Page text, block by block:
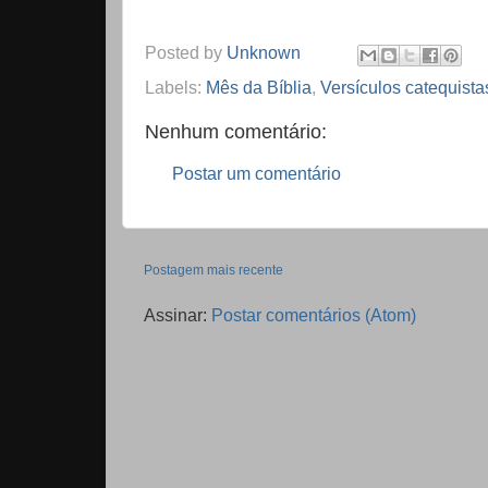
Posted by Unknown
Labels: Mês da Bíblia Versículos
Nenhum comentário:
Postar um comentário
Postagem mais recente
Assinar: Postar comentários (Atom)